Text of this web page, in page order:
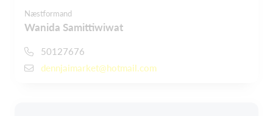
Næstformand
Wanida Samittiwiwat
50127676
dennjaimarket@hotmail.com